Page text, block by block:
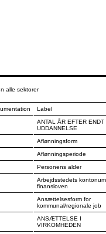
alle sektorer
Label
ANTAL ÅR EFTER ENDT
UDDANNELSE
Aflønningsform
Aflønningsperiode
Personens alder
Arbejdsstedets
finansloven
Ansættelsesform for
kommunal/regionale job
ANSÆTTELSE I
VIRKOMHEDEN